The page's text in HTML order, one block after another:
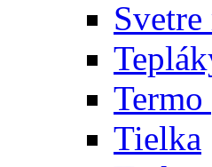
Tielka